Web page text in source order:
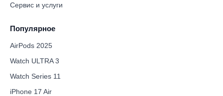
Сервис и услуги
Популярное
AirPods 2025
Watch ULTRA 3
Watch Series 11
iPhone 17 Air